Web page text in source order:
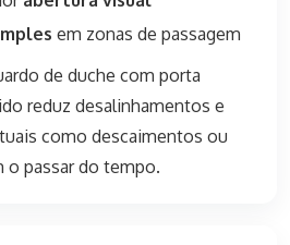
em zonas de passagem
de duche com porta
reduz desalinhamentos e
como descaimentos ou
passar do tempo.